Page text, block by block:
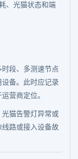
、光猫状态和端
段、多测速节点
备。此时应记录
营商定位。
猫告警灯异常或
线路或接入设备故